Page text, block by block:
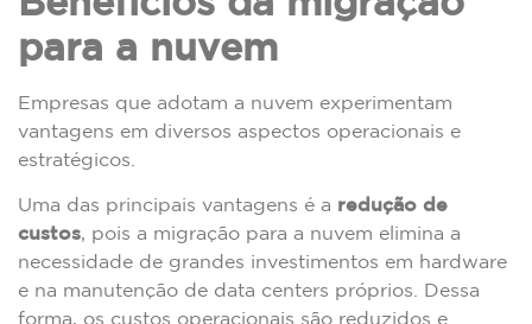
para a nuvem
Empresas que adotam a nuvem experimentam
vantagens em diversos aspectos operacionais e
estratégicos.
Uma das principais vantagens é a redução de
custos, pois a migração para a nuvem elimina a
necessidade de grandes investimentos em hardware
e na manutenção de data centers próprios. Dessa
forma, os custos operacionais são reduzidos e